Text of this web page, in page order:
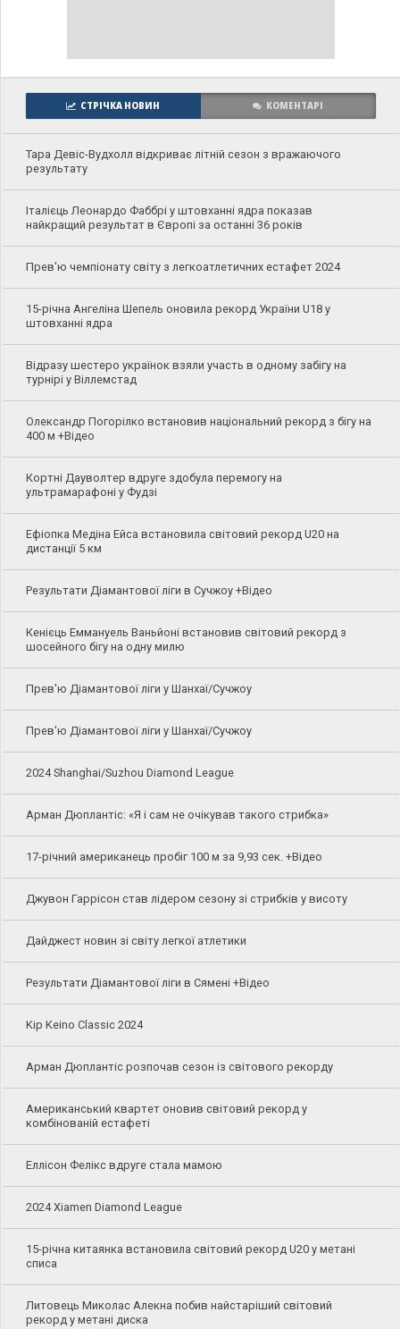
СТРІЧКА НОВИН КОМЕНТАРІ
Тара Девіс-Вудхолл відкриває літній сезон з вражаючого
результату
Італієць Леонардо Фаббрі у штовханні ядра показав
найкращий результат в Європі за останні 36 років
Прев'ю чемпіонату світу з легкоатлетичних естафет 2024
15-річна Ангеліна Шепель оновила рекорд України U18 у
штовханні ядра
Відразу шестеро українок взяли участь в одному забігу на
турнірі у Віллемстад
Олександр Погорілко встановив національний рекорд з бігу на
400 м +Відео
Кортні Дауволтер вдруге здобула перемогу на
ультрамарафоні у Фудзі
Ефіопка Медіна Ейса встановила світовий рекорд U20 на
дистанції 5 км
Результати Діамантової ліги в Сучжоу +Відео
Кенієць Еммануель Ваньйоні встановив світовий рекорд з
шосейного бігу на одну милю
Прев'ю Діамантової ліги у Шанхаї/Сучжоу
Прев'ю Діамантової ліги у Шанхаї/Сучжоу
2024 Shanghai/Suzhou Diamond League
Арман Дюплантіс: «Я і сам не очікував такого стрибка»
17-річний американець пробіг 100 м за 9,93 сек. +Відео
Джувон Гаррісон став лідером сезону зі стрибків у висоту
Дайджест новин зі світу легкої атлетики
Результати Діамантової ліги в Сямені +Відео
Kip Keino Classic 2024
Арман Дюплантіс розпочав сезон із світового рекорду
Американський квартет оновив світовий рекорд у
комбінованій естафеті
Еллісон Фелікс вдруге стала мамою
2024 Xiamen Diamond League
15-річна китаянка встановила світовий рекорд U20 у метані
списа
Литовець Миколас Алекна побив найстаріший світовий
рекорд у метані диска